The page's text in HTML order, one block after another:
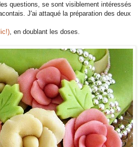
questions, se sont visiblement intéressés
J'ai attaqué la préparation des deux
, en doublant les doses.